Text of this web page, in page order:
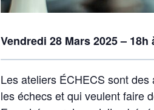
Vendredi 28 Mars 2025 –
Les ateliers ÉCHECS sont
les échecs et qui veulent faire